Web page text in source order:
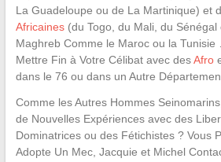
La Guadeloupe ou de La Martinique) et
Africaines(du Togo, du Mali, du Sénégal
Maghreb Comme le Maroc ou la
Mettre Fin à Votre Célibat avec desAfro
dans le 76 ou dans un Autre
Comme les Autres Hommes
de Nouvelles Expériences avec des
Dominatrices ou des Fétichistes ? Vous
Adopte Un Mec, Jacquie et Michel